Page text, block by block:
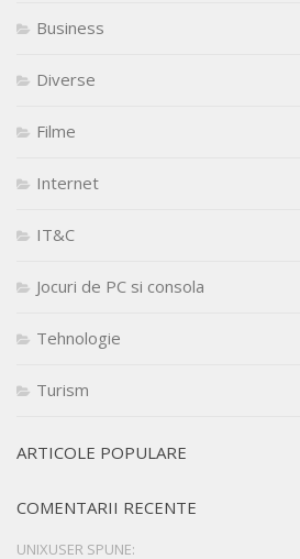
Business
Diverse
Filme
Internet
IT&C
Jocuri de PC si consola
Tehnologie
Turism
ARTICOLE POPULARE
COMENTARII RECENTE
UNIXUSER SPUNE: